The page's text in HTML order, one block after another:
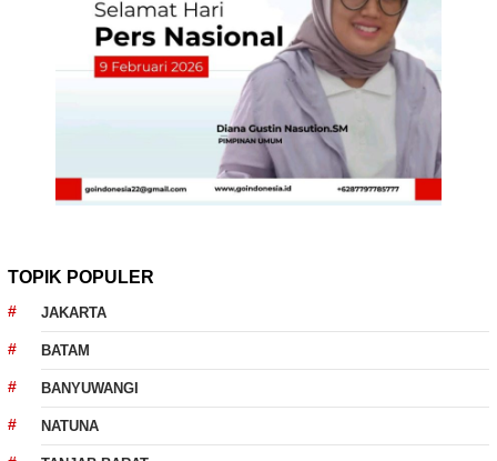
TOPIK POPULER
JAKARTA
BATAM
BANYUWANGI
NATUNA